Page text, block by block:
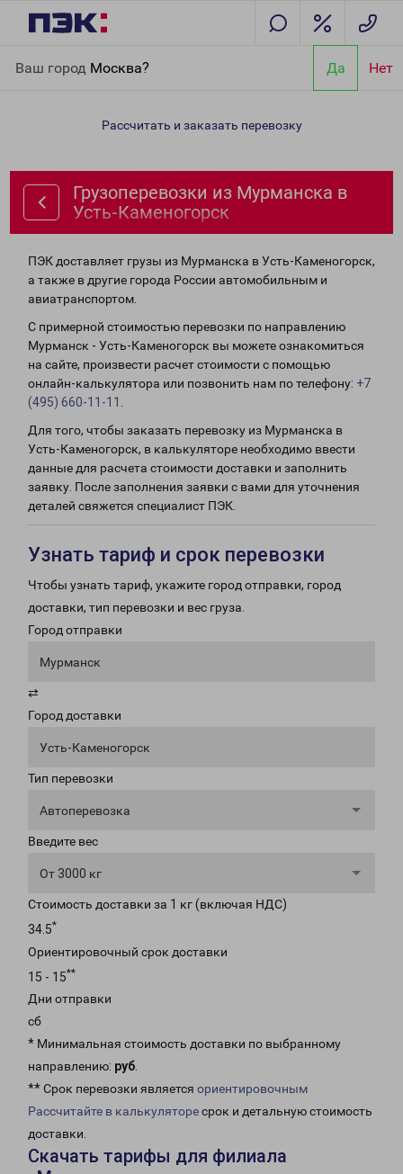
Ваш город Москва? Да Нет
Каменогорск
Рассчитать и заказать перевозку
Грузоперевозки из Мурманска в
Усть-Каменогорск
ПЭК доставляет грузы из Мурманска в Усть-Каменогорск,
а также в другие города России автомобильным и
авиатранспортом.
С примерной стоимостью перевозки по направлению
Мурманск - Усть-Каменогорск вы можете ознакомиться
на сайте, произвести расчет стоимости с помощью
онлайн-калькулятора или позвонить нам по телефону: +7
(495) 660-11-11
Для того, чтобы заказать перевозку из Мурманска в
Усть-Каменогорск, в калькуляторе необходимо ввести
данные для расчета стоимости доставки и заполнить
заявку. После заполнения заявки с вами для уточнения
деталей свяжется специалист ПЭК.
Узнать тариф и срок перевозки
Чтобы узнать тариф, укажите город отправки, город
доставки, тип перевозки и вес груза.
Город отправки
Мурманск
⇄
Город доставки
Усть-Каменогорск
Тип перевозки
Автоперевозка
Введите вес
От 3000 кг
Стоимость доставки за 1 кг (включая НДС)
34.5*
Ориентировочный срок доставки
15 - 15**
Дни отправки
сб
* Минимальная стоимость доставки по выбранному
направлению: руб.
** Срок перевозки является ориентировочным
Рассчитайте в калькуляторесрок и детальную стоимость
доставки.
Скачать тарифы для филиала